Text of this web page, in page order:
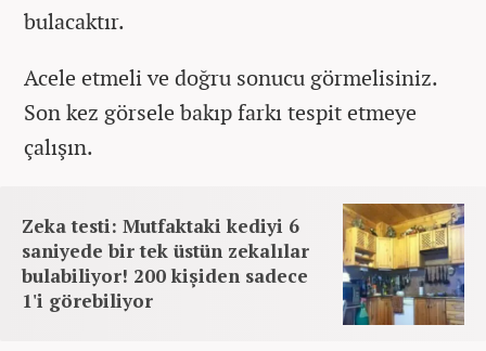
bulacaktır.
Acele etmeli ve doğru sonucu görmelisiniz.
Son kez görsele bakıp farkı tespit etmeye
çalışın.
Zeka testi: Mutfaktaki kediyi 6
saniyede bir tek üstün zekalılar
bulabiliyor! 200 kişiden sadece
1'i görebiliyor